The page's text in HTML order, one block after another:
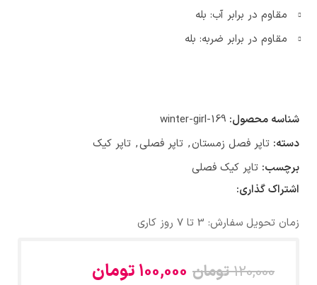
مقاوم در برابر آب: بله
مقاوم در برابر ضربه: بله
شناسه محصول: winter-girl-169
دسته: تاپر فصل زمستان, تاپر فصلی, تاپر کیک
برچسب: تاپر کیک فصلی
اشتراک گذاری:
زمان تحویل سفارش: 3 تا 7 روز کاری
120,000تومان 100,000 تومان